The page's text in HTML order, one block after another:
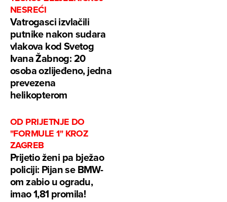
NESREĆI
Vatrogasci izvlačili
putnike nakon sudara
vlakova kod Svetog
Ivana Žabnog: 20
osoba ozlijeđeno, jedna
prevezena
helikopterom
OD PRIJETNJE DO
"FORMULE 1" KROZ
ZAGREB
Prijetio ženi pa bježao
policiji: Pijan se BMW-
om zabio u ogradu,
imao 1,81 promila!